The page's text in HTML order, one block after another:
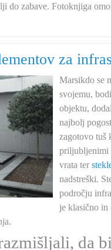
do zabave. Fotoknjiga
za
Marsikdo se
svojemu,
objektu,
najbolj
zagotovo tuš
priljubljenimi
vrata ter
nadstreški.
področju
je klasično in
da